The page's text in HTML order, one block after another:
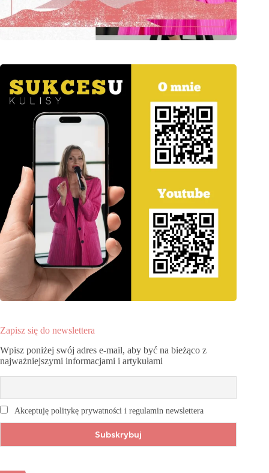
Zapisz się do newslettera
Wpisz poniżej swój adres e-mail, aby być na bieżąco z
najważniejszymi informacjami i artykułami
Akceptuję politykę prywatności i regulamin newslettera